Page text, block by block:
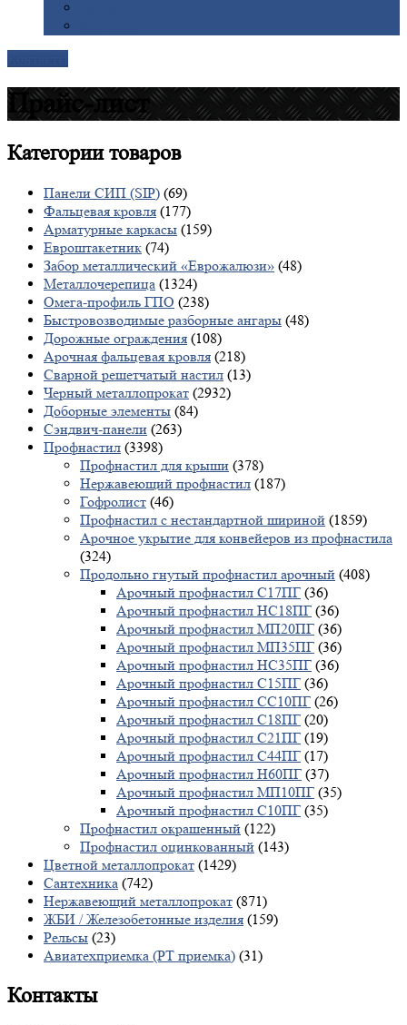
Прайс-лист
Категориитоваров
Панели СИП (SIP) (69)
Фальцевая кровля (177)
Арматурные каркасы (159)
Евроштакетник (74)
Забор металлический «Еврожалюзи» (48)
Металлочерепица (1324)
Омега-профиль ГПО (238)
Быстровозводимые разборные ангары (48)
Дорожные ограждения (108)
Арочная фальцевая кровля (218)
Сварной решетчатый настил (13)
Черный металлопрокат (2932)
Доборные элементы (84)
Сэндвич-панели (263)
Профнастил (3398)
Профнастил для крыши (378)
Нержавеющий профнастил (187)
Гофролист (46)
Профнастил с нестандартной шириной (1859)
Арочное укрытие для конвейеров из профнастила
(324)
Продольно гнутый профнастил арочный (408)
Арочный профнастил С17ПГ (36)
Арочный профнастил НС18ПГ (36)
Арочный профнастил МП20ПГ (36)
Арочный профнастил МП35ПГ (36)
Арочный профнастил НС35ПГ (36)
Арочный профнастил С15ПГ (36)
Арочный профнастил СС10ПГ (26)
Арочный профнастил С18ПГ (20)
Арочный профнастил С21ПГ (19)
Арочный профнастил С44ПГ (17)
Арочный профнастил Н60ПГ (37)
Арочный профнастил МП10ПГ (35)
Арочный профнастил С10ПГ (35)
Профнастил окрашенный (122)
Профнастил оцинкованный (143)
Цветной металлопрокат (1429)
Сантехника (742)
Нержавеющий металлопрокат (871)
ЖБИ / Железобетонные изделия (159)
Рельсы (23)
Авиатехприемка (РТ приемка) (31)
Контакты